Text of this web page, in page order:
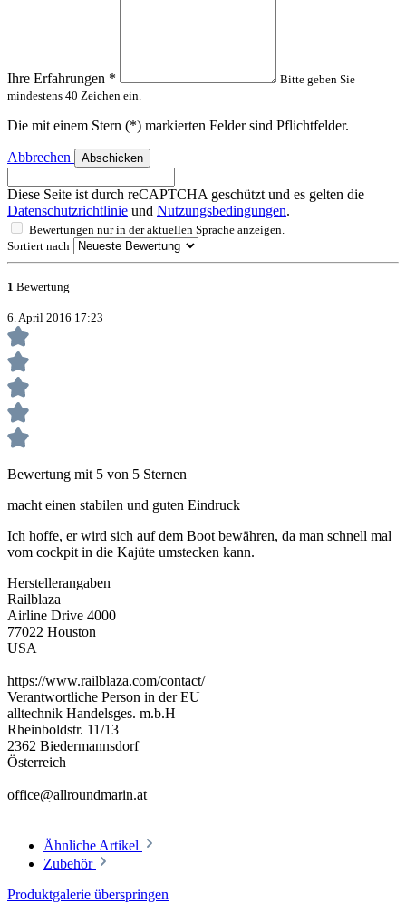
Ihre Erfahrungen *
Bitte geben Sie
mindestens 40 Zeichen ein.
Die mit einem Stern (*) markierten Felder sind Pflichtfelder.
Abbrechen Abschicken
Diese Seite ist durch reCAPTCHA geschützt und es gelten die
Datenschutzrichtlinie und Nutzungsbedingungen.
Bewertungen nur in der aktuellen Sprache anzeigen.
Sortiert nach
1 Bewertung
6. April 2016 17:23
Bewertung mit 5 von 5 Sternen
macht einen stabilen und guten Eindruck
Ich hoffe, er wird sich auf dem Boot bewähren, da man schnell mal
vom cockpit in die Kajüte umstecken kann.
Herstellerangaben
Railblaza
Airline Drive 4000
77022 Houston
USA
https://www.railblaza.com/contact/
Verantwortliche Person in der EU
alltechnik Handelsges. m.b.H
Rheinboldstr. 11/13
2362 Biedermannsdorf
Österreich
office@allroundmarin.at
Ähnliche Artikel
Zubehör
Produktgalerie überspringen